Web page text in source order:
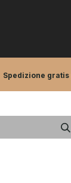
Spedizione gratis